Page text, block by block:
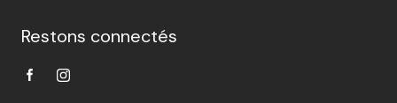
Restons connectés